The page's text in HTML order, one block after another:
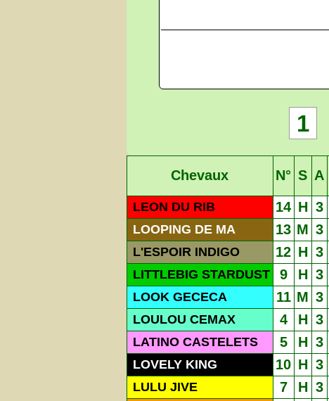
1
Chevaux N° S A
LEON DU RIB 14 H 3
LOOPING DE MA 13 M 3
L'ESPOIR INDIGO 12 H 3
LITTLEBIG STARDUST 9 H 3
LOOK GECECA 11 M 3
LOULOU CEMAX 4 H 3
LATINO CASTELETS 5 H 3
LOVELY KING 10 H 3
LULU JIVE 7 H 3